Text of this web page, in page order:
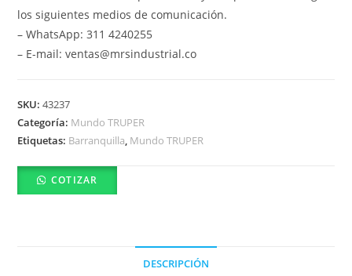
los siguientes medios de comunicación.
– WhatsApp: 311 4240255
– E-mail: ventas@mrsindustrial.co
SKU:43237
Categoría: Mundo TRUPER
Etiquetas: Barranquilla, Mundo TRUPER
COTIZAR
DESCRIPCIÓN